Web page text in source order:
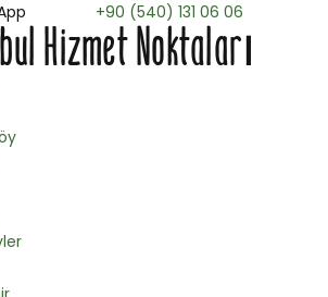
+90 (540) 131 06 06
Hizmet Noktaları